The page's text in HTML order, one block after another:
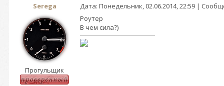
Serega Дата: Понедельник, 02.06.2014, 22:59 |
Прогульщик
Роутер
В чем сила?)